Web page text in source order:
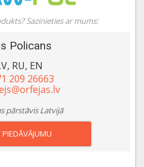
Sazinieties ar mums:
Policans
RU, EN
209 26663
pārstāvis Latvijā